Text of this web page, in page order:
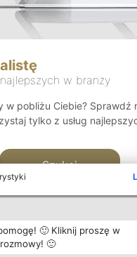
🙂 Kliknij proszę w
🙂
w branży
w pobliżu Ciebie? Sprawdź
tylko z usług
Szukaj